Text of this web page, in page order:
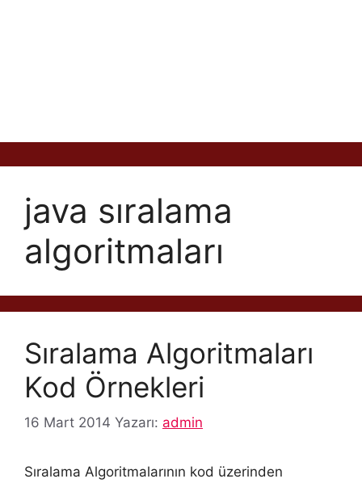
java sıralama
algoritmaları
Sıralama Algoritmaları
Kod Örnekleri
16 Mart 2014 Yazarı: admin
Sıralama Algoritmalarının kod üzerinden